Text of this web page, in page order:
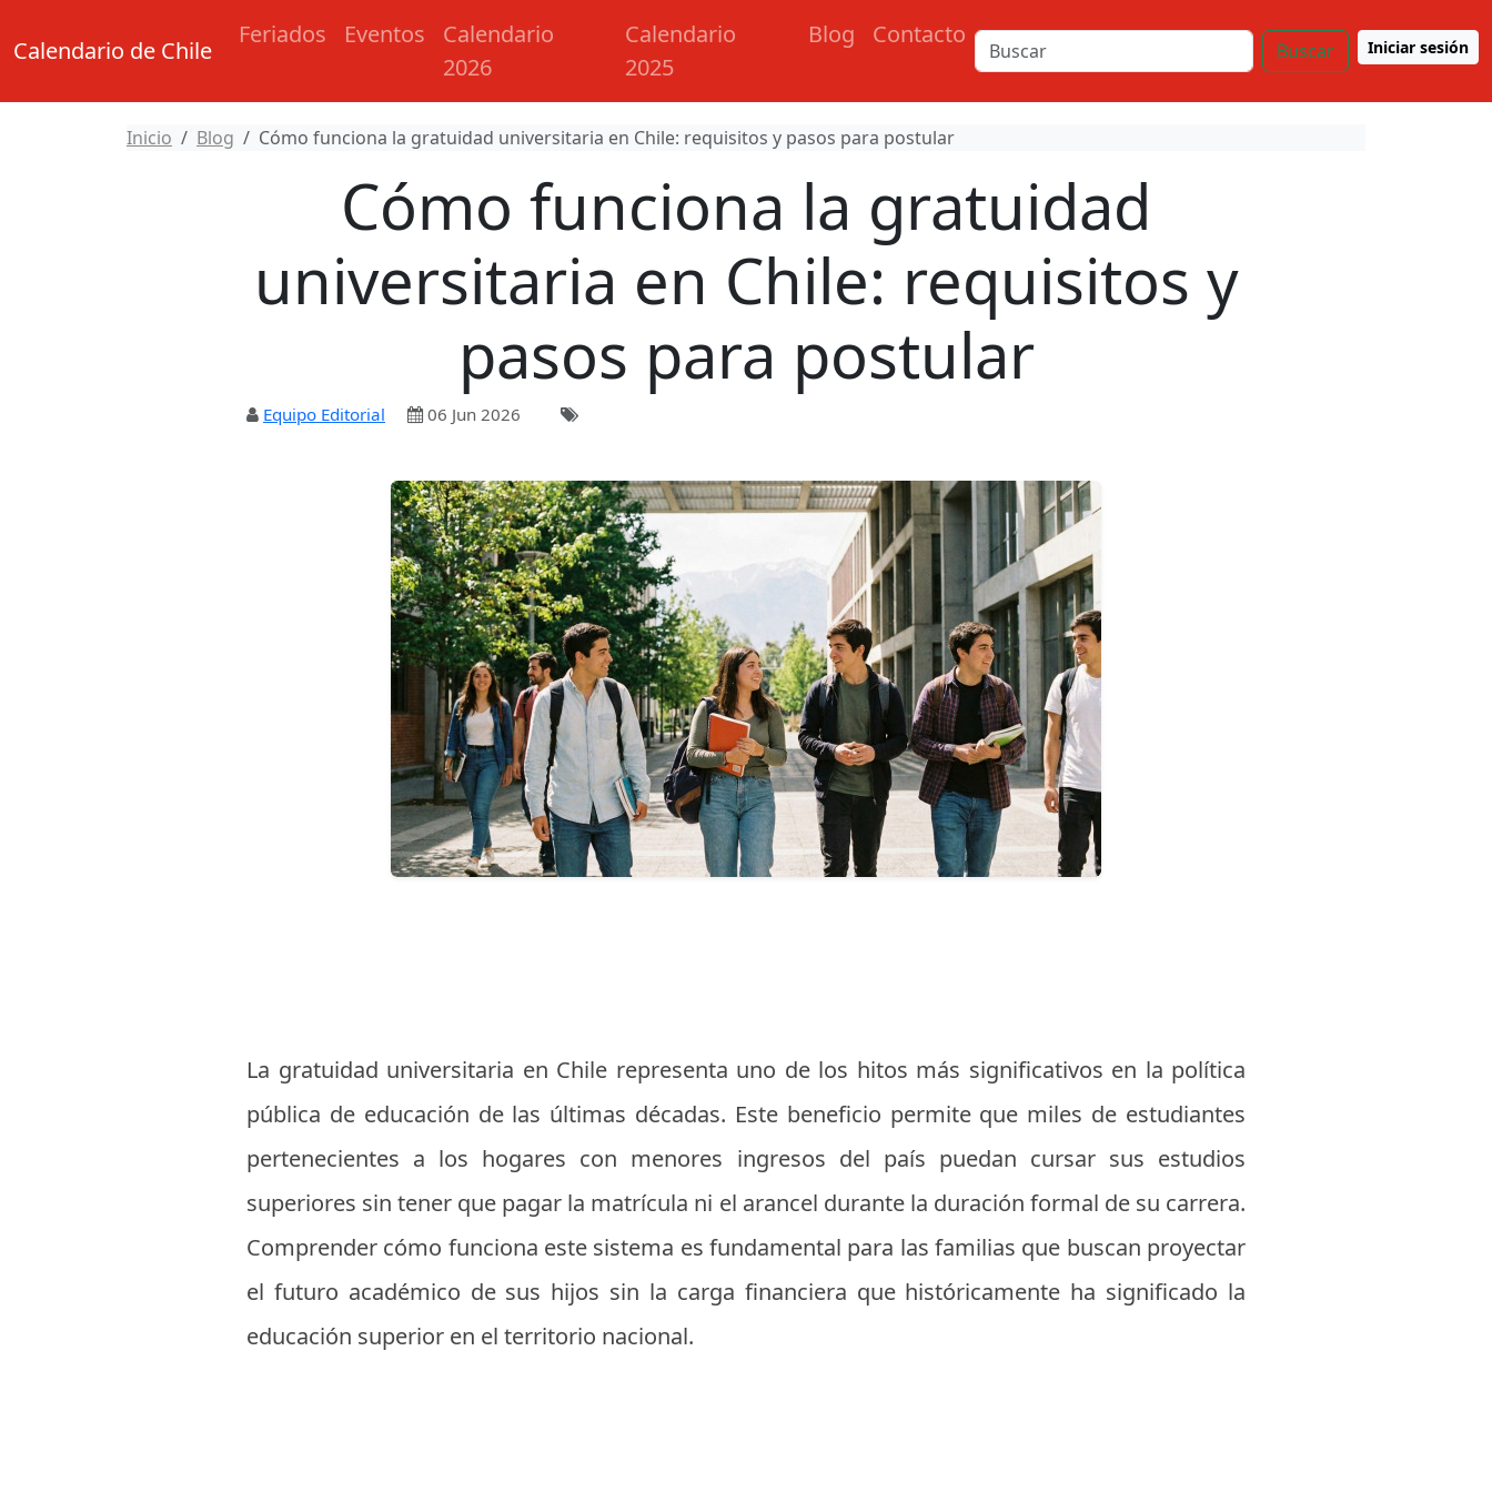
Calendario de Chile
Feriados Eventos
Calendario
2026
Calendario
2025
Blog Contacto
Buscar Iniciar sesión
Inicio Blog Cómo funciona la gratuidad universitaria en Chile: requisitos y pasos para postular
Cómo funciona la gratuidad
universitaria en Chile: requisitos y
pasos para postular
Equipo Editorial 06 Jun 2026
La gratuidad universitaria en Chile representa uno de los hitos más significativos en la política
pública de educación de las últimas décadas. Este beneficio permite que miles de estudiantes
pertenecientes a los hogares con menores ingresos del país puedan cursar sus estudios
superiores sin tener que pagar la matrícula ni el arancel durante la duración formal de su carrera.
Comprender cómo funciona este sistema es fundamental para las familias que buscan proyectar
el futuro académico de sus hijos sin la carga financiera que históricamente ha significado la
educación superior en el territorio nacional.